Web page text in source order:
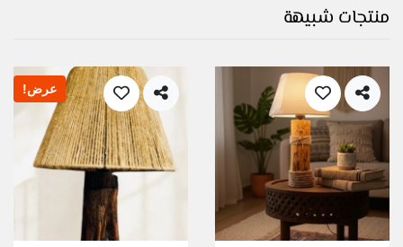
منتجات شبيهة
عرض!